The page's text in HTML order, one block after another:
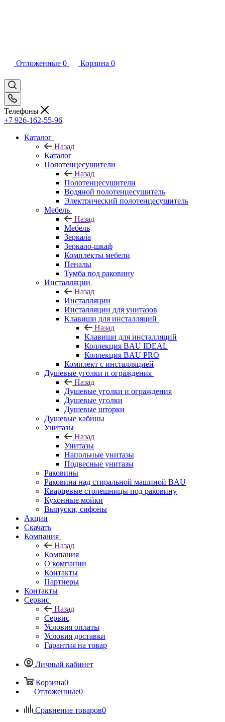
Отложенные 0 Корзина 0
Телефоны
+7 926-162-55-96
Каталог
Назад
Каталог
Полотенцесушители
Назад
Полотенцесушители
Водяной полотенцесушитель
Электрический полотенцесушитель
Мебель
Назад
Мебель
Зеркала
Зеркало-шкаф
Комплекты мебели
Пеналы
Тумба под раковину
Инсталляции
Назад
Инсталляции
Инсталляции для унитазов
Клавиши для инсталляций
Назад
Клавиши для инсталляций
Коллекция BAU IDEAL
Коллекция BAU PRO
Комплект с инсталляцией
Душевые уголки и ограждения
Назад
Душевые уголки и ограждения
Душевые уголки
Душевые шторки
Душевые кабины
Унитазы
Назад
Унитазы
Напольные унитазы
Подвесные унитазы
Раковины
Раковина над стиральной машиной BAU
Кварцевые столешницы под раковину
Кухонные мойки
Выпуски, сифоны
Акции
Скачать
Компания
Назад
Компания
О компании
Контакты
Партнеры
Контакты
Сервис
Назад
Сервис
Условия оплаты
Условия доставки
Гарантия на товар
Личный кабинет
Корзина0
Отложенные0
Сравнение товаров0